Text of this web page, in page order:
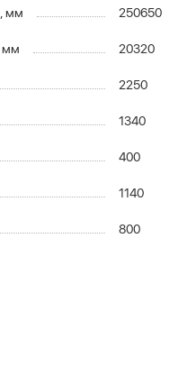
мм 250650
мм 20320
2250
1340
400
1140
800